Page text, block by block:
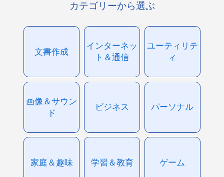
カテゴリーから選ぶ
文書作成
インターネッ
ト＆通信
ユーティリテ
ィ
画像＆サウン
ド
ビジネス パーソナル
家庭＆趣味 学習＆教育 ゲーム